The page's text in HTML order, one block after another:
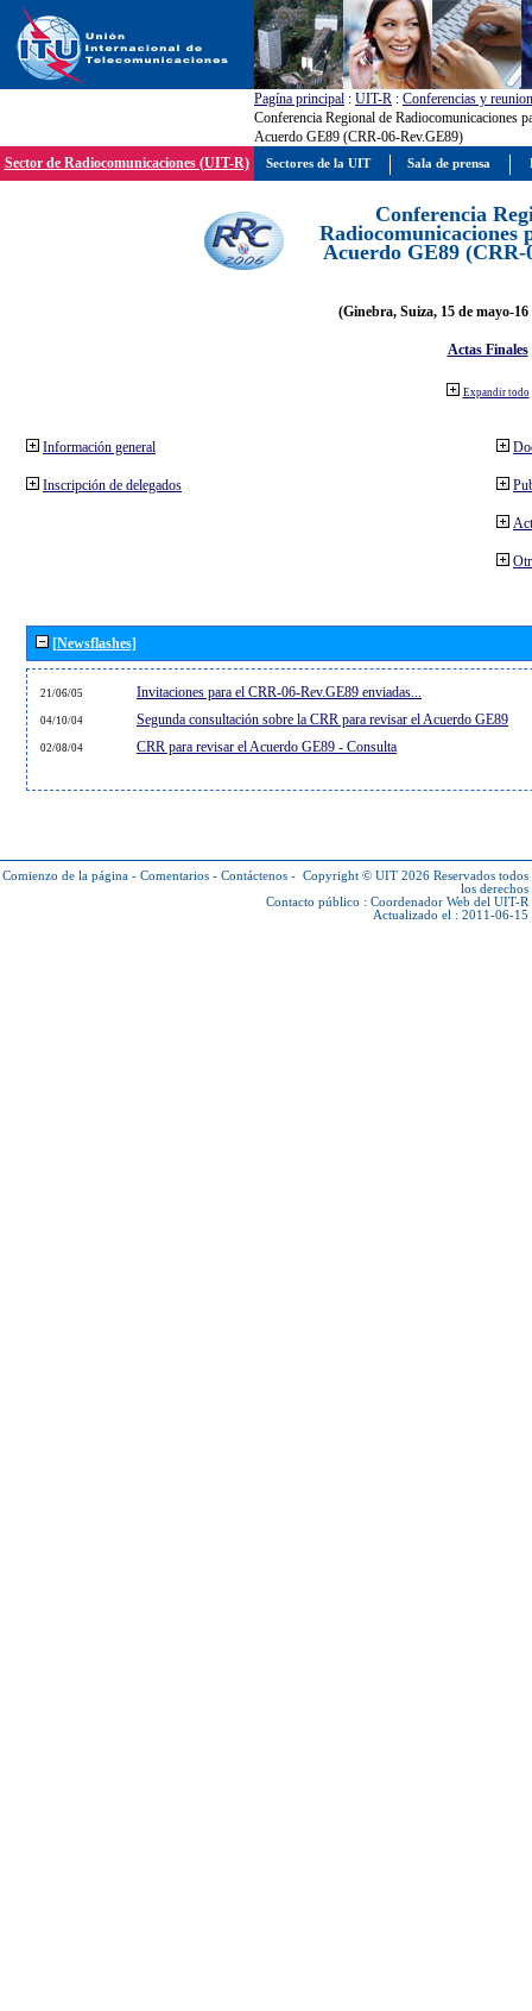
Pagína principal : UIT-R : Conferencias y
Conferencia Regional de Radiocomunicaciones
Acuerdo GE89 (CRR-06-Rev.GE89)
Sector de Radiocomunicaciones (UIT-R)
Conferencia
Radiocomunicaciones
Acuerdo GE89 (CRR-
(Ginebra, Suiza, 15 de mayo-
Actas Finales
Expandir todo
Información general
Inscripción de delegados
[Newsflashes]
21/06/05 Invitaciones para el CRR-06-Rev.GE89 enviadas...
04/10/04 Segunda consultación sobre la CRR para revisar el Acuerdo GE89
02/08/04 CRR para revisar el Acuerdo GE89 - Consulta
Comienzo de la página - Comentarios - Contáctenos - Copyright © UIT 2026 Reservados todos
los derechos
Contacto público : Coordenador Web del UIT-R
Actualizado el : 2011-06-15
Sectores de la UIT Sala de prensa